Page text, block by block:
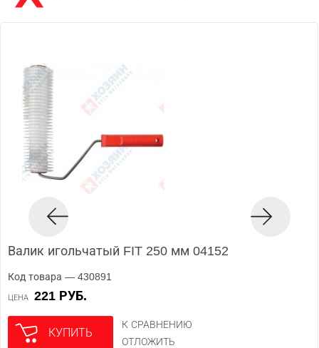
Валик игольчатый FIT 250 мм 04152
Код товара — 430891
ЦЕНА 221 РУБ.
КУПИТЬ
К СРАВНЕНИЮ
ОТЛОЖИТЬ